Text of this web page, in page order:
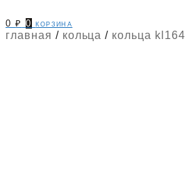
0₽ 0 корзина
главная / кольца / кольца kl164